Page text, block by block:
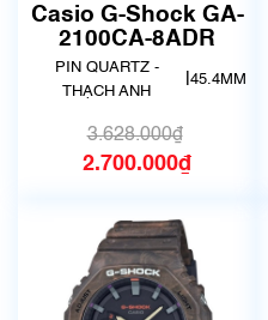
chưa qua sử dụng)
Casio G-Shock GA-
2100CA-8ADR
PIN QUARTZ -
THẠCH ANH
45.4MM
3.628.000₫
2.700.000₫